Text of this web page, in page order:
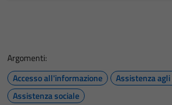
Argomenti:
Accesso all'informazione
Assistenza
Assistenza sociale